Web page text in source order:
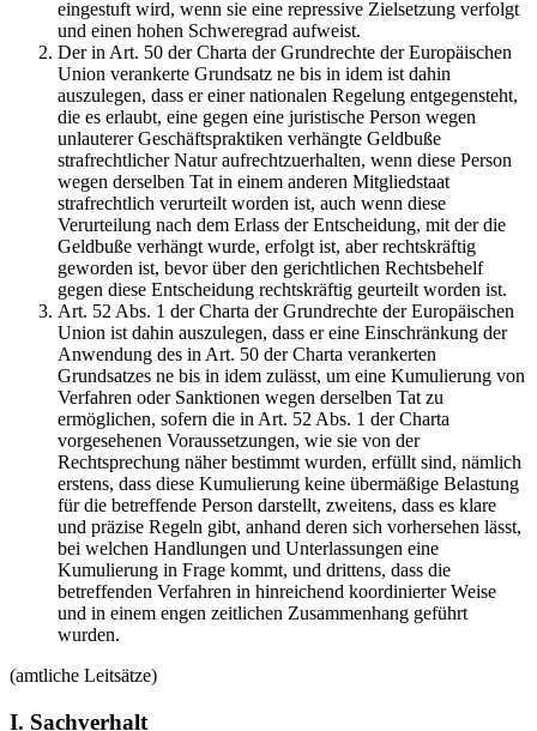
eingestuft wird, wenn sie eine repressive Zielsetzung verfolgt
und einen hohen Schweregrad aufweist.
Der in Art. 50 der Charta der Grundrechte der Europäischen
Union verankerte Grundsatz ne bis in idem ist dahin
auszulegen, dass er einer nationalen Regelung entgegensteht,
die es erlaubt, eine gegen eine juristische Person wegen
unlauterer Geschäftspraktiken verhängte Geldbuße
strafrechtlicher Natur aufrechtzuerhalten, wenn diese Person
wegen derselben Tat in einem anderen Mitgliedstaat
strafrechtlich verurteilt worden ist, auch wenn diese
Verurteilung nach dem Erlass der Entscheidung, mit der die
Geldbuße verhängt wurde, erfolgt ist, aber rechtskräftig
geworden ist, bevor über den gerichtlichen Rechtsbehelf
gegen diese Entscheidung rechtskräftig geurteilt worden ist.
Art. 52 Abs. 1 der Charta der Grundrechte der Europäischen
Union ist dahin auszulegen, dass er eine Einschränkung der
Anwendung des in Art. 50 der Charta verankerten
Grundsatzes ne bis in idem zulässt, um eine Kumulierung von
Verfahren oder Sanktionen wegen derselben Tat zu
ermöglichen, sofern die in Art. 52 Abs. 1 der Charta
vorgesehenen Voraussetzungen, wie sie von der
Rechtsprechung näher bestimmt wurden, erfüllt sind, nämlich
erstens, dass diese Kumulierung keine übermäßige Belastung
für die betreffende Person darstellt, zweitens, dass es klare
und präzise Regeln gibt, anhand deren sich vorhersehen lässt,
bei welchen Handlungen und Unterlassungen eine
Kumulierung in Frage kommt, und drittens, dass die
betreffenden Verfahren in hinreichend koordinierter Weise
und in einem engen zeitlichen Zusammenhang geführt
wurden.
(amtliche Leitsätze)
I. Sachverhalt